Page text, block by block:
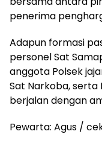
penerima
Adapun formasi
personel Sat
anggota Polsek
Sat Narkoba, serta
berjalan dengan
Pewarta: Agus /